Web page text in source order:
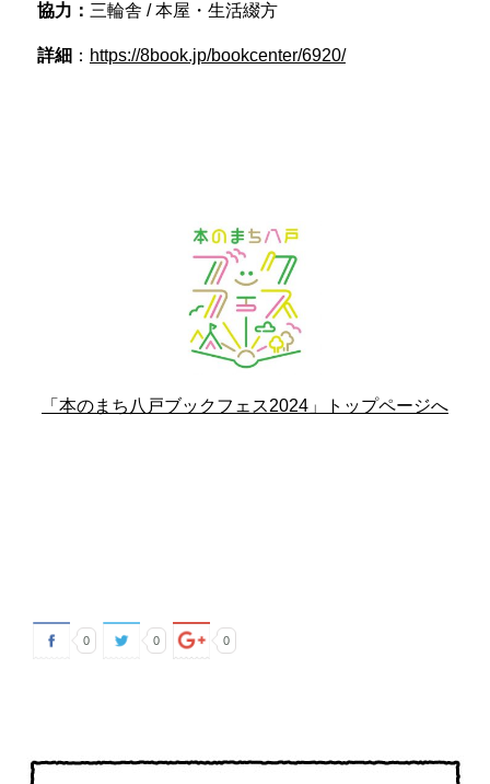
協力： 三輪舎 / 本屋・生活綴方
詳細 ： https://8book.jp/bookcenter/6920/
「本のまち八戸ブックフェス2024」トップページへ
0 0 0